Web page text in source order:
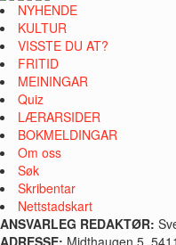
NYHENDE
KULTUR
VISSTE DU AT?
FRITID
MEININGAR
Quiz
LÆRARSIDER
BOKMELDINGAR
Om oss
Søk
Skribentar
Nettstadskart
ANSVARLEG REDAKTØR: